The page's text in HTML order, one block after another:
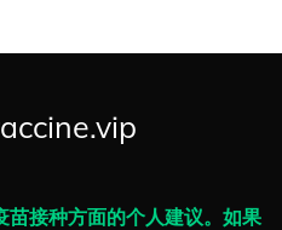
苗接种方面的个人建议。如果